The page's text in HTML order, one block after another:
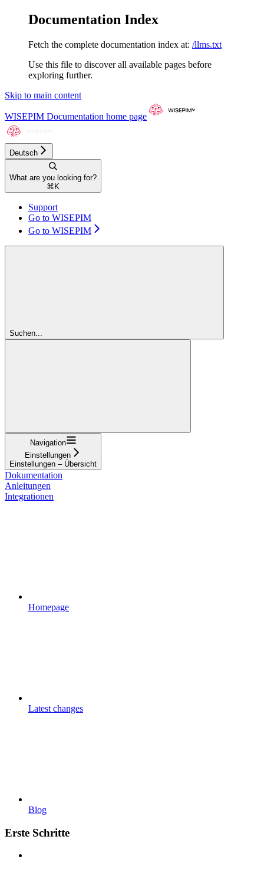
Documentation Index
Fetch the complete documentation index at: /llms.txt
Use this file to discover all available pages before
exploring further.
Skip to main content
WISEPIM Documentation home page
Deutsch
What are you looking for?
⌘ K
Support
Go to WISEPIM
Go to WISEPIM
Suchen...
Navigation
Einstellungen
Einstellungen – Übersicht
Dokumentation
Anleitungen
Integrationen
Homepage
Latest changes
Blog
Erste Schritte